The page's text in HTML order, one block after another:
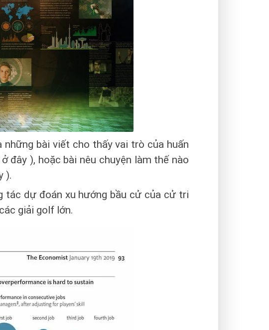
bài viết cho thấy vai trò của huấn
đây ), hoặc bài nêu chuyện làm thế nào
).
tác dự đoán xu hướng bầu cử của cử tri
giải golf lớn.